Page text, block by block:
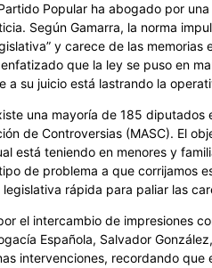
Popular ha abogado por
Según Gamarra, la norma
y carece de las memorias
que la ley se puso en
a su juicio está lastrando la
una mayoría de 185 diputados
de Controversias (MASC). El
está teniendo en menores y
de problema a que corrijamos
rápida para paliar las
el intercambio de impresiones
Española, Salvador
intervenciones, recordando que